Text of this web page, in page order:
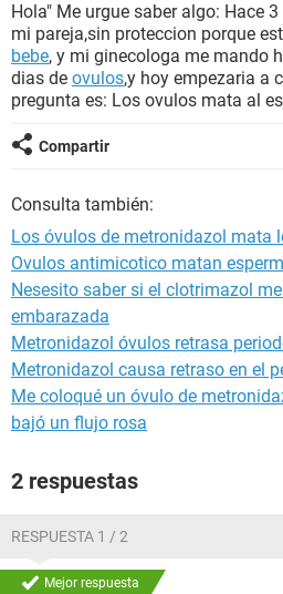
BIENESTAR
SEXUALIDAD
GLOSARIO
Hola" Me urgue saber algo: Hace
mi pareja,sin proteccion porque
bebe, y mi ginecologa me mando
dias de ovulos,y hoy empezaria a
pregunta es: Los ovulos mata al
Compartir
Consulta también:
Los óvulos de metronidazol mata
Ovulos antimicotico matan
Nesesito saber si el clotrimazol
embarazada
Metronidazol óvulos retrasa
Metronidazol causa retraso en el
Me coloqué un óvulo de
bajó un flujo rosa
2 respuestas
RESPUESTA 1 / 2
Mejor respuesta